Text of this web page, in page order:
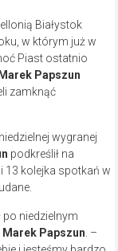
Białystok
w którym już w
Piast ostatnio
Marek Papszun
zamknąć
wygranej
podkreślił na
13 kolejka spotkań w
po niedzielnym
Marek Papszun . –